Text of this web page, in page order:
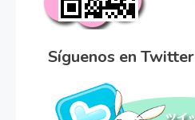
Síguenos en Twitter